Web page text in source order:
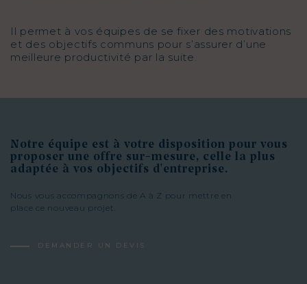
Il permet à vos équipes de se fixer des motivations
et des objectifs communs pour s’assurer d’une
meilleure productivité par la suite.
Notre équipe est à votre disposition pour vous
proposer une offre sur-mesure, celle la plus
adaptée à vos objectifs d'entreprise.
Nous vous accompagnons de A à Z pour mettre en
place ce nouveau projet.
DEMANDER UN DEVIS